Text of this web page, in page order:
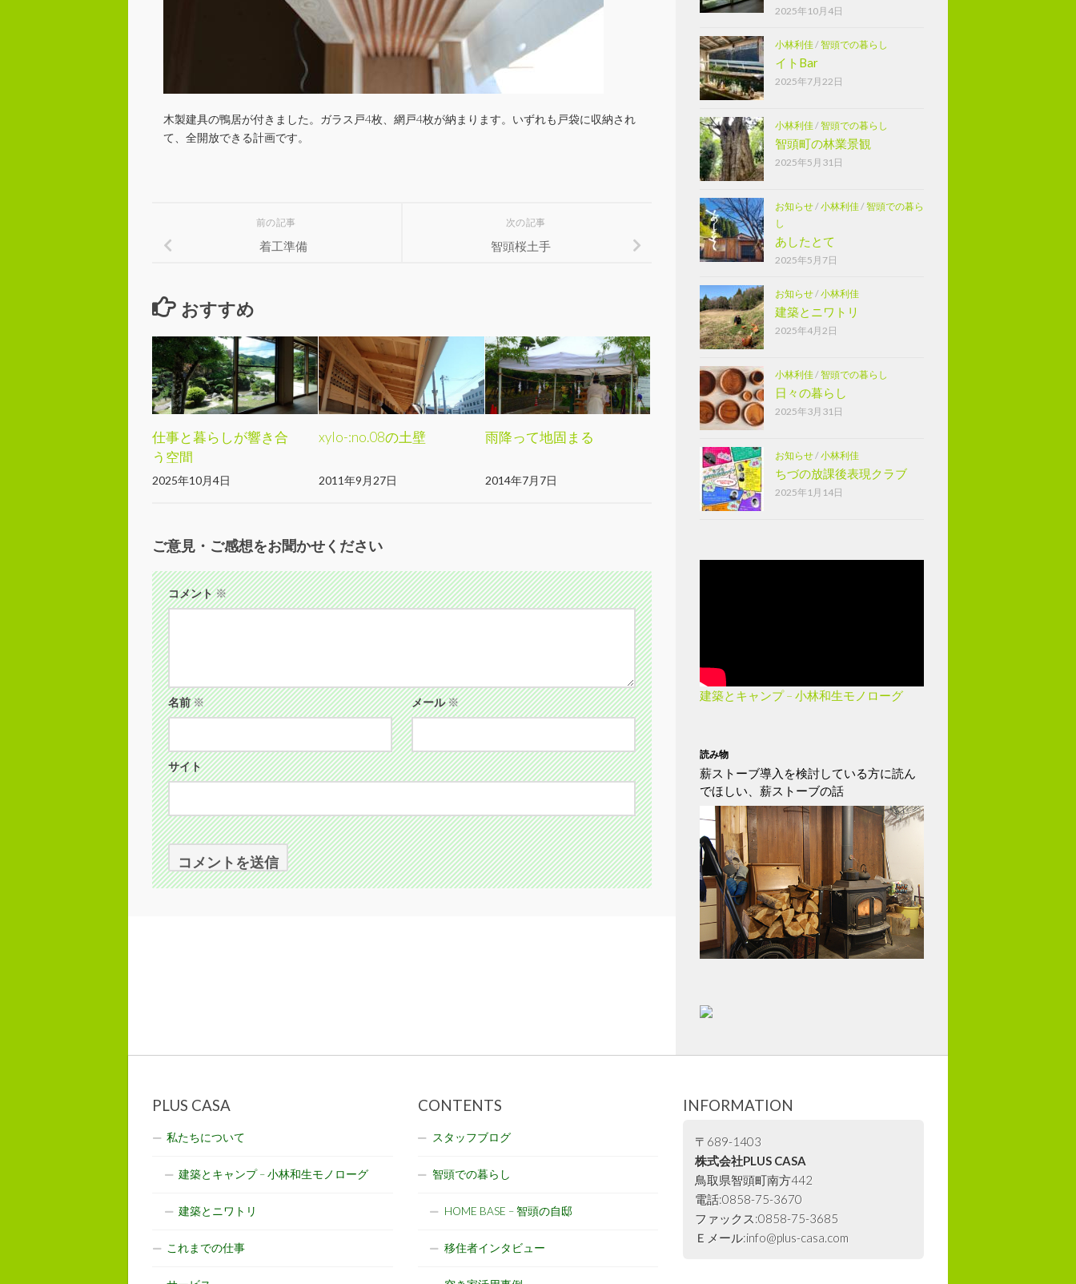
木製建具の鴨居が付きました。ガラス戸4枚、網戸4枚が納まります。いずれも戸袋に収納され
て、全開放できる計画です。
次の記事
智頭桜土手
前の記事
着工準備
おすすめ
仕事と暮らしが響き合
う空間
2025年10月4日
xylo-:no.08の土壁
2011年9月27日
雨降って地固まる
2014年7月7日
ご意見・ご感想をお聞かせください
コメント※
名前※ メール※
サイト
2025年10月4日
小林利佳/智頭での暮らし
イトBar
2025年7月22日
小林利佳/智頭での暮らし
智頭町の林業景観
2025年5月31日
お知らせ/小林利佳/智頭での暮ら
し
あしたとて
2025年5月7日
お知らせ/小林利佳
建築とニワトリ
2025年4月2日
小林利佳/智頭での暮らし
日々の暮らし
2025年3月31日
お知らせ/小林利佳
ちづの放課後表現クラブ
2025年1月14日
建築とキャンプ – 小林和生モノローグ
読み物
薪ストーブ導入を検討している方に読ん
でほしい、薪ストーブの話
PLUS CASA
私たちについて
建築とキャンプ – 小林和生モノローグ
建築とニワトリ
これまでの仕事
CONTENTS
スタッフブログ
智頭での暮らし
HOME BASE – 智頭の自邸
移住者インタビュー
INFORMATION
〒689-1403
株式会社PLUS CASA
鳥取県智頭町南方442
電話:0858-75-3670
ファックス:0858-75-3685
Ｅメール:info@plus-casa.com